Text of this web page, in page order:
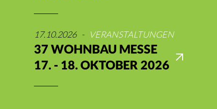
17.10.2026 - VERANSTALTUNGEN
37 WOHNBAU MESSE
17. - 18. OKTOBER 2026